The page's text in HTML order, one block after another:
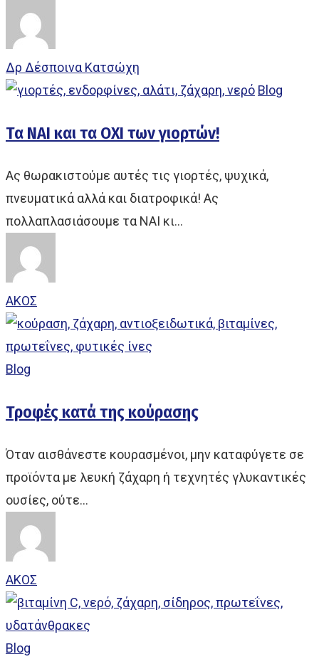
Δρ Δέσποινα Κατσώχη
Blog
Τα ΝΑΙ και τα ΟΧΙ των γιορτών!
Ας θωρακιστούμε αυτές τις γιορτές, ψυχικά,
πνευματικά αλλά και διατροφικά! Ας
πολλαπλασιάσουμε τα ΝΑΙ κι…
ΑΚΟΣ
Blog
Τροφές κατά της κούρασης
Όταν αισθάνεστε κουρασμένοι, μην καταφύγετε σε
προϊόντα με λευκή ζάχαρη ή τεχνητές γλυκαντικές
ουσίες, ούτε…
ΑΚΟΣ
Blog